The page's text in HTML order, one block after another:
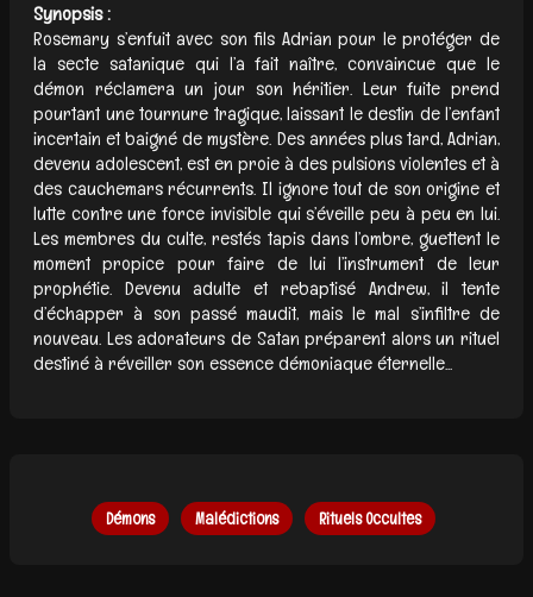
Synopsis :
Rosemary s’enfuit avec son fils Adrian pour le protéger de
la secte satanique qui l’a fait naître, convaincue que le
démon réclamera un jour son héritier. Leur fuite prend
pourtant une tournure tragique, laissant le destin de l’enfant
incertain et baigné de mystère. Des années plus tard, Adrian,
devenu adolescent, est en proie à des pulsions violentes et à
des cauchemars récurrents. Il ignore tout de son origine et
lutte contre une force invisible qui s’éveille peu à peu en lui.
Les membres du culte, restés tapis dans l’ombre, guettent le
moment propice pour faire de lui l’instrument de leur
prophétie. Devenu adulte et rebaptisé Andrew, il tente
d’échapper à son passé maudit, mais le mal s’infiltre de
nouveau. Les adorateurs de Satan préparent alors un rituel
destiné à réveiller son essence démoniaque éternelle...
Démons Malédictions Rituels Occultes